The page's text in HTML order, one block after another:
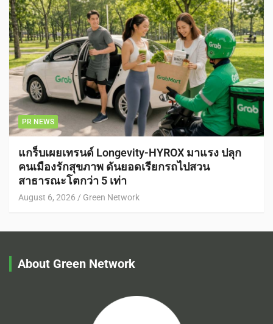
PR NEWS
แกร็บเผยเทรนด์ Longevity-HYROX มาแรง ปลุก
คนเมืองรักสุขภาพ ดันยอดเรียกรถไปสวน
สาธารณะโตกว่า 5 เท่า
August 6, 2026 Green Network
About Green Network